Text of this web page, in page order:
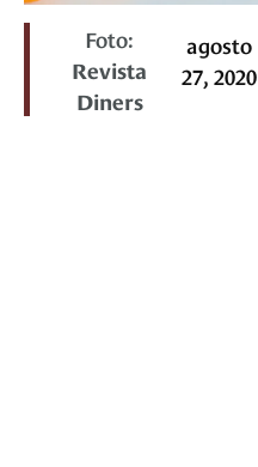
Foto:
Revista
Diners
agosto
27, 2020